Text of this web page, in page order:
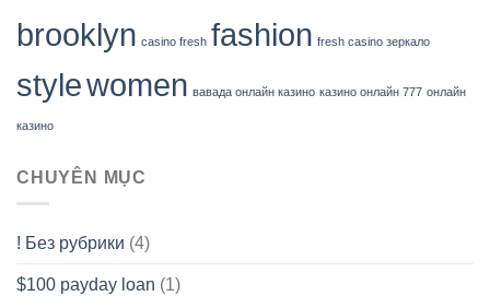
brooklyn casino fresh fashion fresh casino зеркало
stylewomen вавада онлайн казино казино онлайн 777 онлайн
казино
CHUYÊN MỤC
! Без рубрики (4)
$100 payday loan (1)